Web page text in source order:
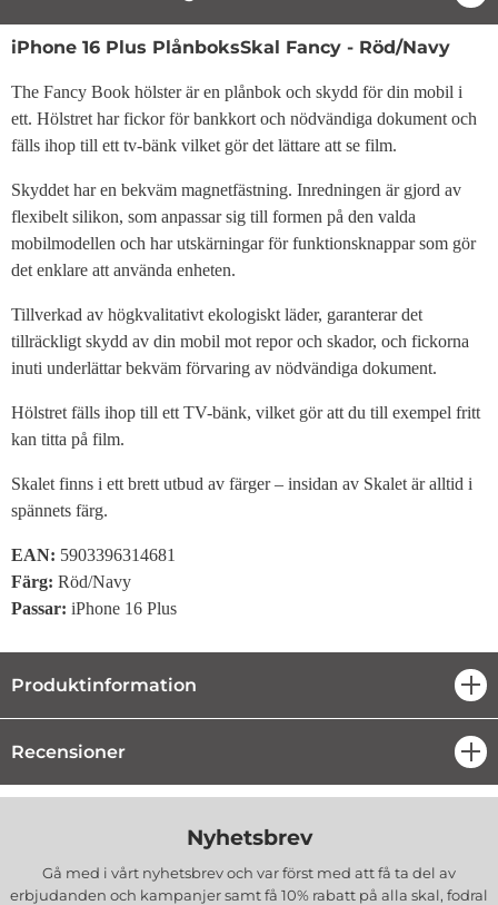
Produktbeskrivning
iPhone 16 Plus PlånboksSkal Fancy - Röd/Navy
The Fancy Book hölster är en plånbok och skydd för din mobil i
ett. Hölstret har fickor för bankkort och nödvändiga dokument och
fälls ihop till ett tv-bänk vilket gör det lättare att se film.
Skyddet har en bekväm magnetfästning. Inredningen är gjord av
flexibelt silikon, som anpassar sig till formen på den valda
mobilmodellen och har utskärningar för funktionsknappar som gör
det enklare att använda enheten.
Tillverkad av högkvalitativt ekologiskt läder, garanterar det
tillräckligt skydd av din mobil mot repor och skador, och fickorna
inuti underlättar bekväm förvaring av nödvändiga dokument.
Hölstret fälls ihop till ett TV-bänk, vilket gör att du till exempel fritt
kan titta på film.
Skalet finns i ett brett utbud av färger – insidan av Skalet är alltid i
spännets färg.
EAN: 5903396314681
Färg: Röd/Navy
Passar: iPhone 16 Plus
Produktinformation
Recensioner
Nyhetsbrev
Gå med i vårt nyhetsbrev och var först med att få ta del av
erbjudanden och kampanjer samt få 10% rabatt på alla skal, fodral